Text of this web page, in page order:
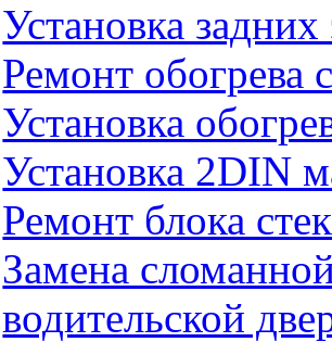
Установка
Ремонт обогрева
Установка
Установка 2DIN
Ремонт блока
Замена
водительской